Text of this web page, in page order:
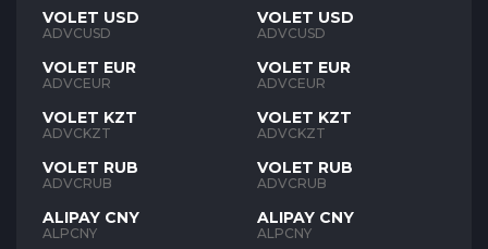
VOLET USD
ADVCUSD
VOLET EUR
ADVCEUR
VOLET KZT
ADVCKZT
VOLET RUB
ADVCRUB
ALIPAY CNY
ALPCNY
VOLET USD
ADVCUSD
VOLET EUR
ADVCEUR
VOLET KZT
ADVCKZT
VOLET RUB
ADVCRUB
ALIPAY CNY
ALPCNY